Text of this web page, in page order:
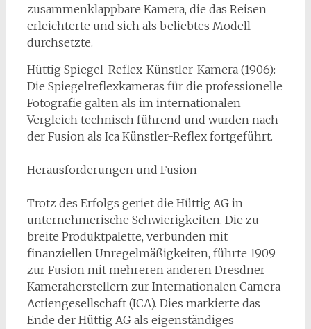
zusammenklappbare Kamera, die das Reisen
erleichterte und sich als beliebtes Modell
durchsetzte.
Hüttig Spiegel-Reflex-Künstler-Kamera (1906):
Die Spiegelreflexkameras für die professionelle
Fotografie galten als im internationalen
Vergleich technisch führend und wurden nach
der Fusion als Ica Künstler-Reflex fortgeführt.
Herausforderungen und Fusion
Trotz des Erfolgs geriet die Hüttig AG in
unternehmerische Schwierigkeiten. Die zu
breite Produktpalette, verbunden mit
finanziellen Unregelmäßigkeiten, führte 1909
zur Fusion mit mehreren anderen Dresdner
Kameraherstellern zur Internationalen Camera
Actiengesellschaft (ICA). Dies markierte das
Ende der Hüttig AG als eigenständiges